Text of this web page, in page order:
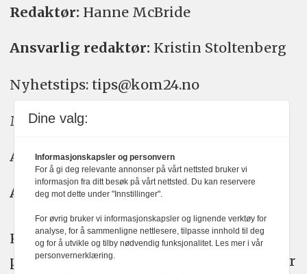
Redaktør: Hanne McBride
Ansvarlig redaktør: Kristin Stoltenberg
Nyhetstips: tips@kom24.no
Meninger: meninger@kom24.no
Annonse: annonse@watchmedia.no
Abonnement:kom24@watchmedia.no
KOM24 arbeider etter Vær Varsom-
plakatens regler for god presseskikk. Her
Dine valg:
Informasjonskapsler og personvern
For å gi deg relevante annonser på vårt nettsted bruker vi
informasjon fra ditt besøk på vårt nettsted. Du kan reservere
deg mot dette under "Innstillinger".
For øvrig bruker vi informasjonskapsler og lignende verktøy for
analyse, for å sammenligne nettlesere, tilpasse innhold til deg
og for å utvikle og tilby nødvendig funksjonalitet. Les mer i vår
personvernerklæring.